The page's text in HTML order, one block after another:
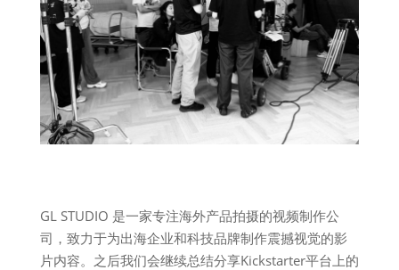
GL STUDIO 是一家专注海外产品拍摄的视频制作公
司，致力于为出海企业和科技品牌制作震撼视觉的影
片内容。之后我们会继续总结分享Kickstarter平台上的